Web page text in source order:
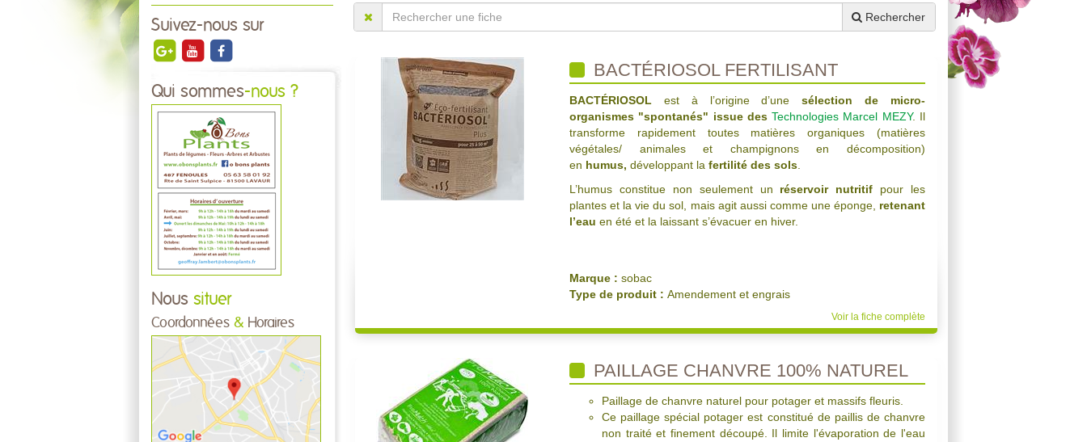
Suivez-nous sur
Qui sommes-nous ?
Nous situer
Coordonnées & Horaires
Rechercher
BACTÉRIOSOL FERTILISANT
BACTÉRIOSOL est à l’origine d’unesélection de micro-
organismes "spontanés" issue desTechnologies Marcel MEZY. Il
transforme rapidement toutes matières organiques (matières
végétales/ animales et champignons en décomposition)
en humus, développant la fertilité des sols
L’humus constitue non seulement un réservoir nutritif pour les
plantes et la vie du sol, mais agit aussi comme une éponge, retenant
l’eau en été et la laissant s’évacuer en hiver.
Marque : sobac
Type de produit : Amendement et engrais
Voir la fiche complète
PAILLAGE CHANVRE 100% NATUREL
Paillage de chanvre naturel pour potager et massifs fleuris.
Ce paillage spécial potager est constitué de paillis de chanvre
non traité et finement découpé. Il limite l'évaporation de l'eau